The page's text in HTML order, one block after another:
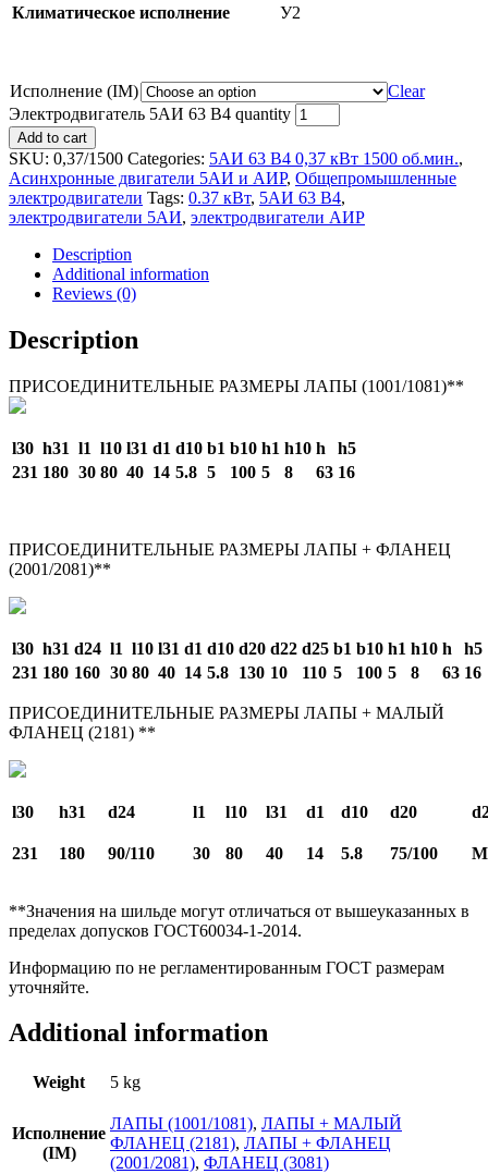
Климатическое исполнение
У2
Исполнение (IM)
Clear
Электродвигатель 5АИ 63 В4 quantity
Add to cart
SKU: 0,37/1500 Categories: 5АИ 63 В4 0,37 кВт 1500 об.мин.,
Асинхронные двигатели 5АИ и АИР, Общепромышленные
электродвигатели Tags: 0.37 кВт, 5АИ 63 В4,
электродвигатели 5АИ, электродвигатели АИР
Description
Additional information
Reviews (0)
Description
ПРИСОЕДИНИТЕЛЬНЫЕ РАЗМЕРЫ ЛАПЫ (1001/1081)**
l30 h31 l1 l10 l31 d1 d10 b1 b10 h1 h10 h
h5
231 180 30 80 40 14 5.8 5 100 5 8 63 16
ПРИСОЕДИНИТЕЛЬНЫЕ РАЗМЕРЫ ЛАПЫ + ФЛАНЕЦ
(2001/2081)**
l30 h31 d24 l1 l10 l31 d1 d10 d20 d22 d25 b1 b10 h1 h10 h
h5
231 180 160 30 80 40 14 5.8 130 10 110 5 100 5 8 63 16
ПРИСОЕДИНИТЕЛЬНЫЕ РАЗМЕРЫ ЛАПЫ + МАЛЫЙ
ФЛАНЕЦ (2181) **
l30 h31 d24 l1 l10 l31 d1 d10 d20
231 180 90/110 30 80 40 14 5.8 75/100
**Значения на шильде могут отличаться от вышеуказанных в
пределах допусков ГОСТ60034-1-2014.
Информацию по не регламентированным ГОСТ размерам
уточняйте.
Additional information
Weight 5 kg
Исполнение
(IM)
ЛАПЫ (1001/1081), ЛАПЫ + МАЛЫЙ
ФЛАНЕЦ (2181), ЛАПЫ + ФЛАНЕЦ
(2001/2081), ФЛАНЕЦ (3081)